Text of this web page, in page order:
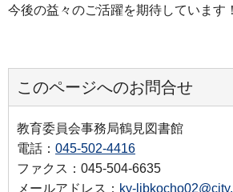
今後の益々のご活躍を期待しています！
このページへのお問合せ
教育委員会事務局鶴見図書館
電話： 045-502-4416
ファクス：045-504-6635
メールアドレス： ky-